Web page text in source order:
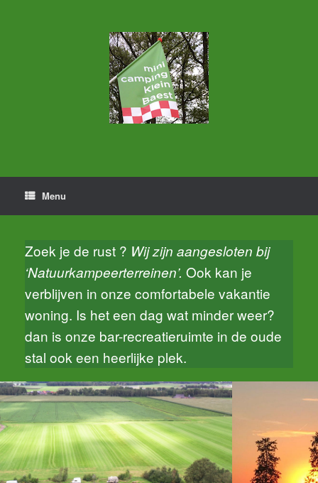
Menu
Zoek je de rust ? Wij zijn aangesloten bij
‘Natuurkampeerterreinen’. Ook kan je
verblijven in onze comfortabele vakantie
woning. Is het een dag wat minder weer?
dan is onze bar-recreatieruimte in de oude
stal ook een heerlijke plek.